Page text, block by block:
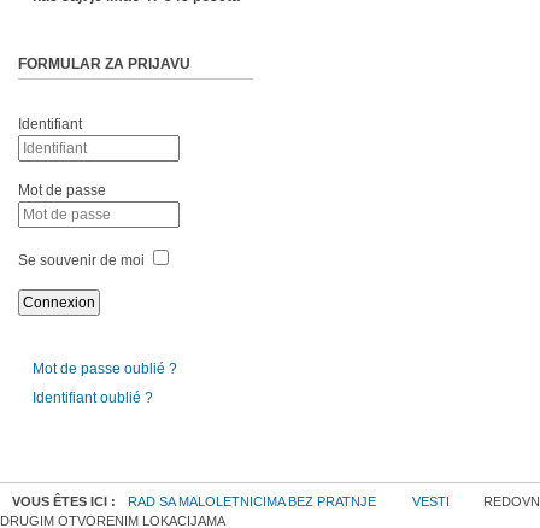
FORMULAR ZA PRIJAVU
Identifiant
Mot de passe
Se souvenir de moi
Mot de passe oublié ?
Identifiant oublié ?
VOUS ÊTES ICI : RAD SA MALOLETNICIMA BEZ PRATNJE VESTI
DRUGIM OTVORENIM LOKACIJAMA